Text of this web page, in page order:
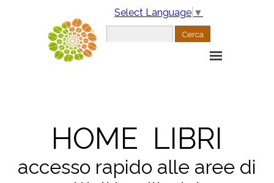
Cerca
Select Language ▼
HOME LIBRI
accesso rapido alle aree di